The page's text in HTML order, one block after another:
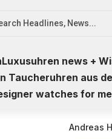
Luxusuhren news +
Taucheruhren aus
watches for
Andreas